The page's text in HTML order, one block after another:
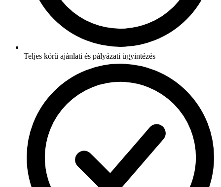
Teljes körű ajánlati és pályázati ügyintézés